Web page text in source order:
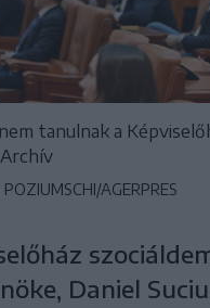
tanulnak a
AGERPRES
Daniel